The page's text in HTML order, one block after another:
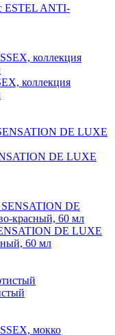
ESTEL ANTI-
коллекция
DE LUXE
DE LUXE
60 мл